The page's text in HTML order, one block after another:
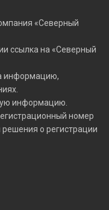
«Северный
ссылка на «Северный
информацию,
информацию.
номер
о регистрации